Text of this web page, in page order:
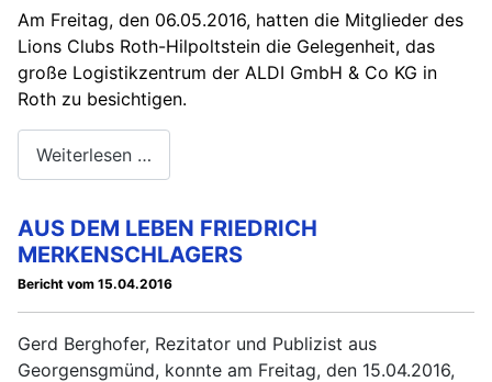
Am Freitag, den 06.05.2016, hatten die Mitglieder des
Lions Clubs Roth-Hilpoltstein die Gelegenheit, das
große Logistikzentrum der ALDI GmbH & Co KG in
Roth zu besichtigen.
Weiterlesen …
AUS DEM LEBEN FRIEDRICH
MERKENSCHLAGERS
Bericht vom 15.04.2016
Gerd Berghofer, Rezitator und Publizist aus
Georgensgmünd, konnte am Freitag, den 15.04.2016,